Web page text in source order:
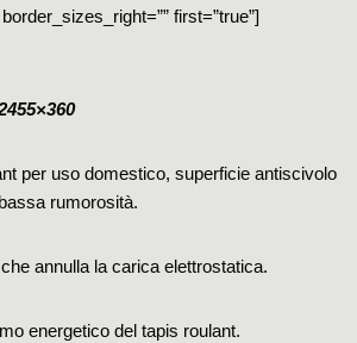
first=”true”]
per uso domestico, superficie antiscivolo
rumorosità.
annulla la carica elettrostatica.
energetico del tapis roulant.